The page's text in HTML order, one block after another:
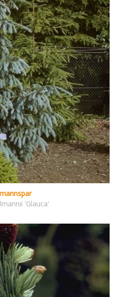
'Glauca'